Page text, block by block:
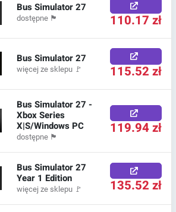
Bus Simulator 27
dostępne 🏴 110.17 zł
Bus Simulator 27
więcej ze sklepu 🚩 115.52 zł
Bus Simulator 27 -
Xbox Series
X|S/Windows PC
dostępne 🏴 119.94 zł
Bus Simulator 27
Year 1 Edition
więcej ze sklepu 🚩 135.52 zł